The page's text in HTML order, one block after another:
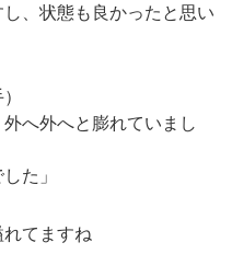
、状態も良かったと思い
へ外へと膨れていまし
た」
てますね